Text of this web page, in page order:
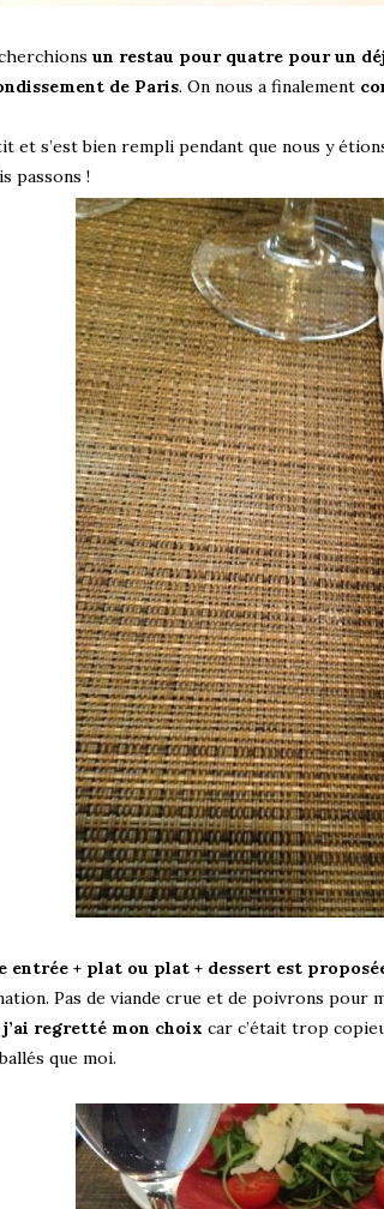
un restau pour quatre pour un
de Paris. On nous a finalement
et s’est bien rempli pendant que nous y
passons !
entrée + plat ou plat + dessert est
Pas de viande crue et de poivrons pour
j’ai regretté mon choix car c’était trop
que moi.